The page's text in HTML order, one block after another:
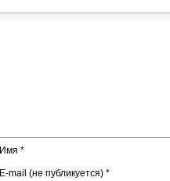
Имя *
E-mail (не публикуется) *